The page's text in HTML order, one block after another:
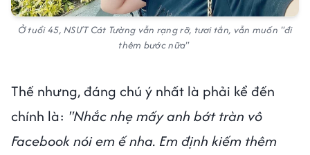
Ở tuổi 45, NSƯT Cát Tường vẫn rạng rỡ, tươi tắn, vẫn muốn "đi
thêm bước nữa"
Thế nhưng, đáng chú ý nhất là phải kể đến
chính là: "Nhắc nhẹ mấy anh bớt tràn vô
Facebook nói em ế nha. Em định kiếm thêm